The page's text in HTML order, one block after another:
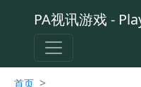
PA视讯游戏 -
首页 >